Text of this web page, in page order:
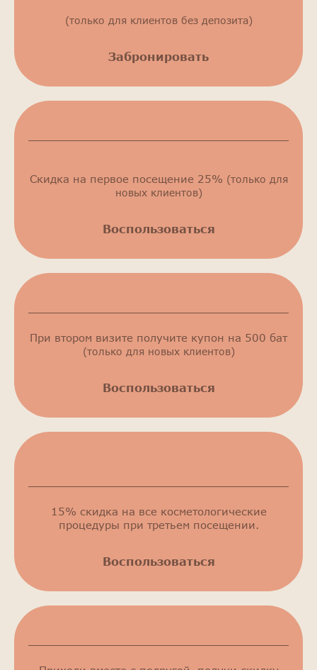
(только для клиентов без депозита)
Забронировать
Скидка на первое посещение 25% (только для
новых клиентов)
Воспользоваться
При втором визите получите купон на 500 бат
(только для новых клиентов)
Воспользоваться
15% скидка на все косметологические
процедуры при третьем посещении.
Воспользоваться